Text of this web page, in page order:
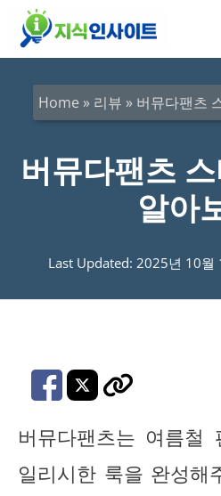
Home » 리뷰 » 버뮤다팬츠
버뮤다팬츠
알아
Last Updated: 2025년 10월
버뮤다팬츠는 여름철
일리시한 룩을 완성해